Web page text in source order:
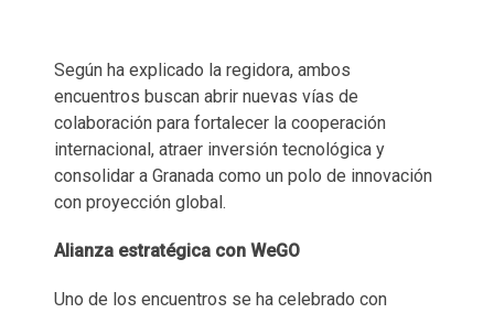
Según ha explicado la regidora, ambos
encuentros buscan abrir nuevas vías de
colaboración para fortalecer la cooperación
internacional, atraer inversión tecnológica y
consolidar a Granada como un polo de innovación
con proyección global.
Alianza estratégica con WeGO
Uno de los encuentros se ha celebrado con